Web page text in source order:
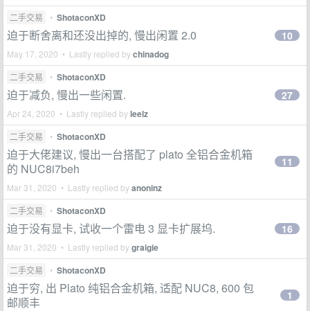
二手交易 • ShotaconXD
迫于断舍离和还没出掉的, 慢出闲置 2.0
May 17, 2020 • Lastly replied bychinadog
10
二手交易 • ShotaconXD
迫于减负, 慢出一些闲置.
Apr 24, 2020 • Lastly replied byleelz
27
二手交易 • ShotaconXD
迫于大佬建议, 慢出一台搭配了 plato 全铝合金机箱
的 NUC8i7beh
Mar 31, 2020 • Lastly replied byanoninz
11
二手交易 • ShotaconXD
迫于没有显卡, 试收一个雷电 3 显卡扩展坞.
Mar 31, 2020 • Lastly replied bygraigie
16
二手交易 • ShotaconXD
迫于穷, 出 Plato 纯铝合金机箱, 适配 NUC8, 600 包
邮顺丰
1